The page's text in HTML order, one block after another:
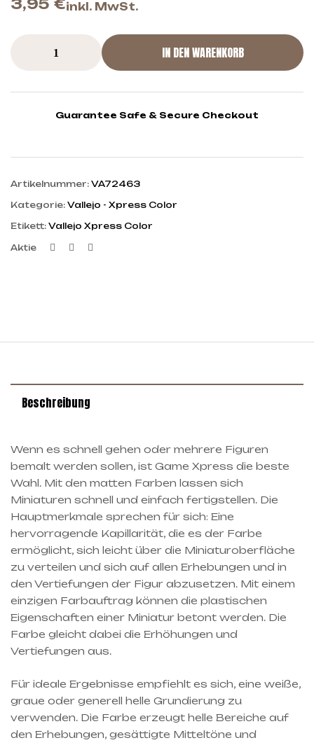
3,95 €inkl. MwSt.
IN DEN WARENKORB
Guarantee Safe & Secure Checkout
Artikelnummer: VA72463
Kategorie: Vallejo - Xpress Color
Etikett: Vallejo Xpress Color
Aktie Facebook
Twitter
Beschreibung
Wenn es schnell gehen oder mehrere Figuren
bemalt werden sollen, ist Game Xpress die beste
Wahl. Mit den matten Farben lassen sich
Miniaturen schnell und einfach fertigstellen. Die
Hauptmerkmale sprechen für sich: Eine
hervorragende Kapillarität, die es der Farbe
ermöglicht, sich leicht über die Miniaturoberfläche
zu verteilen und sich auf allen Erhebungen und in
den Vertiefungen der Figur abzusetzen. Mit einem
einzigen Farbauftrag können die plastischen
Eigenschaften einer Miniatur betont werden. Die
Farbe gleicht dabei die Erhöhungen und
Vertiefungen aus.
Für ideale Ergebnisse empfiehlt es sich, eine weiße,
graue oder generell helle Grundierung zu
verwenden. Die Farbe erzeugt helle Bereiche auf
den Erhebungen, gesättigte Mitteltöne und